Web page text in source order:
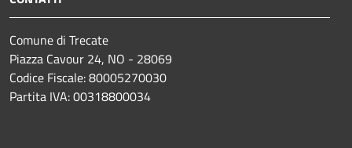
Comune di Trecate
Piazza Cavour 24, NO - 28069
Codice Fiscale: 80005270030
Partita IVA: 00318800034